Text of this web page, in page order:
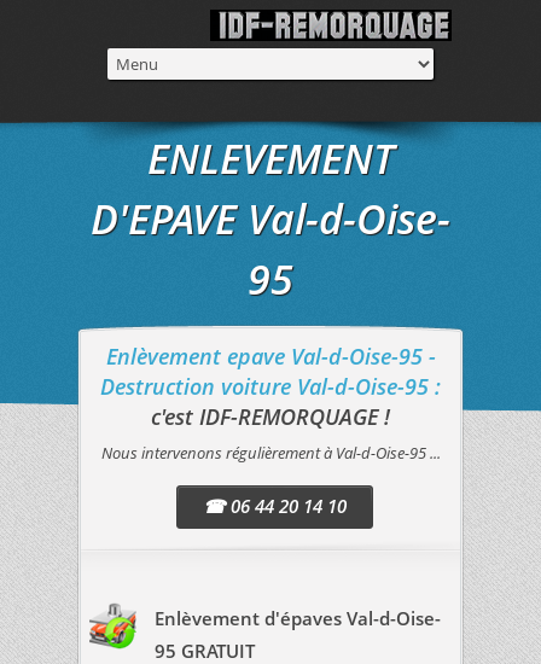
ENLEVEMENT
D'EPAVE Val-d-Oise-
95
Enlèvement epave Val-d-Oise-95 -
Destruction voiture Val-d-Oise-95 :
c'est IDF-REMORQUAGE !
Nous intervenons régulièrement à Val-d-Oise-95 ...
☎ 06 44 20 14 10
Enlèvement d'épaves Val-d-Oise-
95 GRATUIT